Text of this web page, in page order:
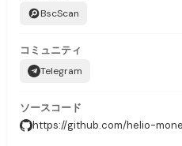
BscScan
コミュニティ
Telegram
ソースコード
https://github.com/helio-